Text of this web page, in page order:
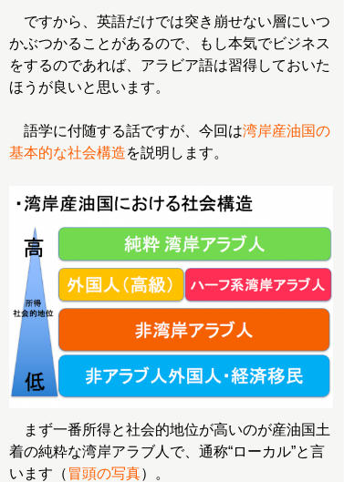
ですから、英語だけでは突き崩せない層にいつ
かぶつかることがあるので、もし本気でビジネス
をするのであれば、アラビア語は習得しておいた
ほうが良いと思います。
語学に付随する話ですが、今回は湾岸産油国の
基本的な社会構造を説明します。
まず一番所得と社会的地位が高いのが産油国土
着の純粋な湾岸アラブ人で、通称“ローカル”と言
います（ 冒頭の写真）。